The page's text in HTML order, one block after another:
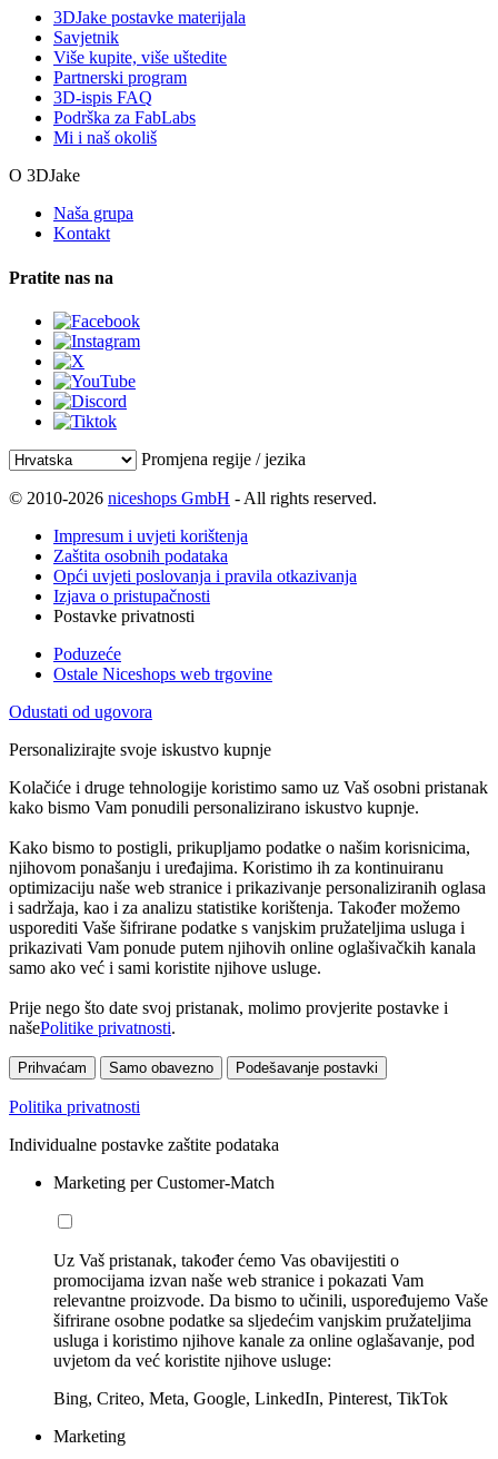
3DJake postavke materijala
Savjetnik
Više kupite, više uštedite
Partnerski program
3D-ispis FAQ
Podrška za FabLabs
Mi i naš okoliš
O 3DJake
Naša grupa
Kontakt
Pratite nas na
Promjena regije / jezika
© 2010-2026 niceshops GmbH - All rights reserved.
Impresum i uvjeti korištenja
Zaštita osobnih podataka
Opći uvjeti poslovanja i pravila otkazivanja
Izjava o pristupačnosti
Postavke privatnosti
Poduzeće
Ostale Niceshops web trgovine
Odustati od ugovora
Personalizirajte svoje iskustvo kupnje
Kolačiće i druge tehnologije koristimo samo uz Vaš osobni pristanak
kako bismo Vam ponudili personalizirano iskustvo kupnje.
Kako bismo to postigli, prikupljamo podatke o našim korisnicima,
njihovom ponašanju i uređajima. Koristimo ih za kontinuiranu
optimizaciju naše web stranice i prikazivanje personaliziranih oglasa
i sadržaja, kao i za analizu statistike korištenja. Također možemo
usporediti Vaše šifrirane podatke s vanjskim pružateljima usluga i
prikazivati Vam ponude putem njihovih online oglašivačkih kanala
samo ako već i sami koristite njihove usluge.
Prije nego što date svoj pristanak, molimo provjerite postavke i
našePolitike privatnosti.
Prihvaćam Samo obavezno Podešavanje postavki
Politika privatnosti
Individualne postavke zaštite podataka
Marketing per Customer-Match
Uz Vaš pristanak, također ćemo Vas obavijestiti o
promocijama izvan naše web stranice i pokazati Vam
relevantne proizvode. Da bismo to učinili, uspoređujemo Vaše
šifrirane osobne podatke sa sljedećim vanjskim pružateljima
usluga i koristimo njihove kanale za online oglašavanje, pod
uvjetom da već koristite njihove usluge:
Bing, Criteo, Meta, Google, LinkedIn, Pinterest, TikTok
Marketing